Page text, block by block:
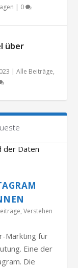
| 0
über
|Alle Beiträge,
,Verstehen
Markting für
Eine der
Die